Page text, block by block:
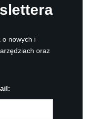
o nowych i
oraz